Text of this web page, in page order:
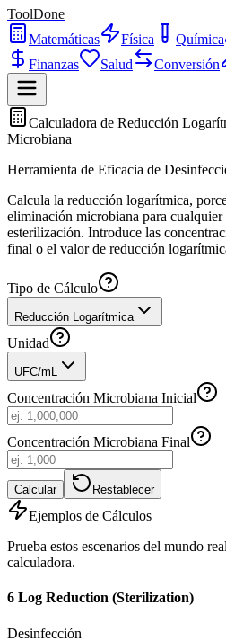
ToolDone
Matemáticas
Física Química
Finanzas
Salud Conversión
Calculadora de Reducción
Microbiana
Herramienta de Eficacia de
Calcula la reducción logarítmica,
eliminación microbiana para
esterilización. Introduce las
final o el valor de reducción
Tipo de Cálculo
Reducción Logarítmica
Unidad
UFC/mL
Concentración Microbiana Inicial
Concentración Microbiana Final
Calcular Restablecer
Ejemplos de Cálculos
Prueba estos escenarios del mundo
calculadora.
6 Log Reduction (Sterilization)
Desinfección